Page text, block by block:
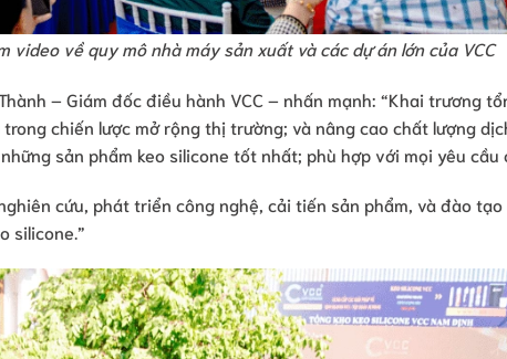
video về quy mô nhà máy sản xuất và các dự án lớn của VCC
– Giám đốc điều hành VCC – nhấn mạnh: “Khai trương
chiến lược mở rộng thị trường; và nâng cao chất lượng
sản phẩm keo silicone tốt nhất; phù hợp với mọi yêu cầu
cứu, phát triển công nghệ, cải tiến sản phẩm, và đào
silicone.”